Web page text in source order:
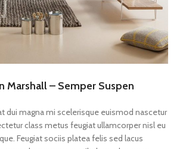
Marshall – Semper Suspen
dui magna mi scelerisque euismod nascetur
class metus feugiat ullamcorper nisl eu
Feugiat sociis platea felis sed lacus